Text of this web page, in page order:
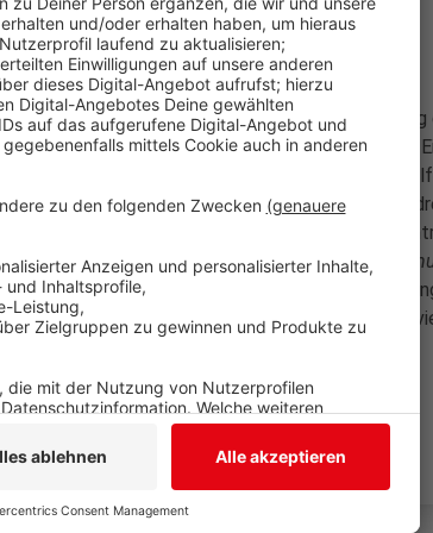
März gibt es am Diakonie-Klinikum in Freudenberg
Jahr können hier rund 500 Patienten aus einem
werden. Ein Großteil der Patienten wird mit
behandelt. Dabei sind nur noch zwei bis
die Haut nötig. Geleitet wird das neue
Operateurin derDeutschen Gesellschaft für
(DVSE), hat viele Hospitationen und
Vorträge zum Thema Schulter und leistet